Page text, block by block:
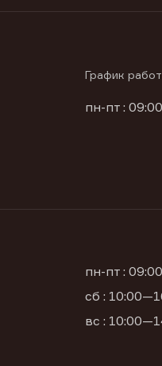
График
пн-пт :
пн-пт :
сб :
вс :